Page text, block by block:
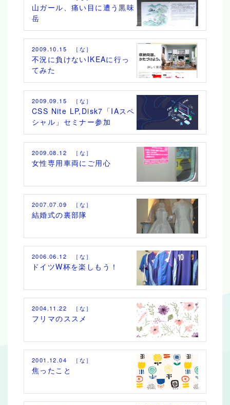
山ガール、痛い目に遭う黒味
岳
2009.10.15 ［な］
不況に負けないIKEAに行っ
てみた
2009.09.15 ［な］
CSS Nite LP,Disk7「IAスペ
シャル」セミナー参加
2009.08.12 ［な］
女性専用車両にご用心
2007.07.09 ［な］
結婚式の裏部隊
2006.06.12 ［な］
ドイツW杯を楽しもう！
2004.11.22 ［な］
フリマのススメ
2001.12.04 ［な］
焦ったこと